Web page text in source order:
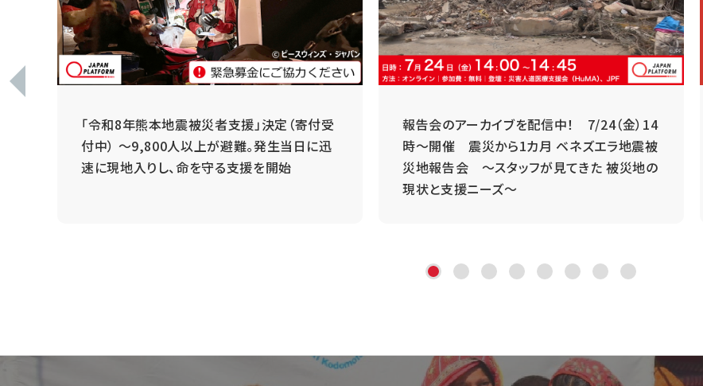
「令和8年熊本地震被災者支援」決定（寄付受
付中） ～9,800人以上が避難。発生当日に迅
速に現地入りし、命を守る支援を開始
報告会のアーカイブを配信中！ 7/24（金）14
時～開催 震災から1カ月 ベネズエラ地震被
災地報告会 ～スタッフが見てきた 被災地の
現状と支援ニーズ～